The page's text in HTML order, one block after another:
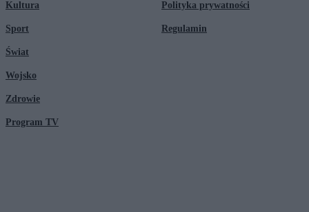
Kultura
Sport
Świat
Wojsko
Zdrowie
Program TV
Polityka prywatności
Regulamin